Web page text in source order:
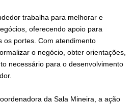
trabalha para melhorar e
oferecendo apoio para
os portes. Com atendimento
o negócio, obter orientações,
necessário para o desenvolvimento
da Sala Mineira, a ação